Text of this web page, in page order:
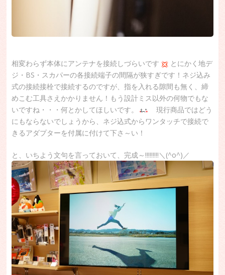
相変わらず本体にアンテナを接続しづらいです
とにかく地デ
ジ・BS・スカパーの各接続端子の間隔が狭すぎです！ネジ込み
式の接続接栓で接続するのですが、指を入れる隙間も無く、締
めこむ工具さえかかりません！もう設計ミス以外の何物でもな
いですね・・・何とかしてほしいです。
現行商品ではどう
にもならないでしょうから、ネジ込式からワンタッチで接続で
きるアダプターを付属に付けて下さ～い！
と、いちよう文句を言っておいて、完成～!!!!!!!!!＼(^o^)／